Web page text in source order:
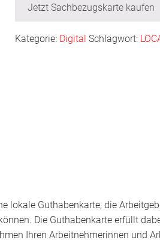
Jetzt Sachbezugskarte kaufen
Kategorie: Digital Schlagwort:
lokale Guthabenkarte, die
Die Guthabenkarte erfüllt
Ihren Arbeitnehmerinnen und